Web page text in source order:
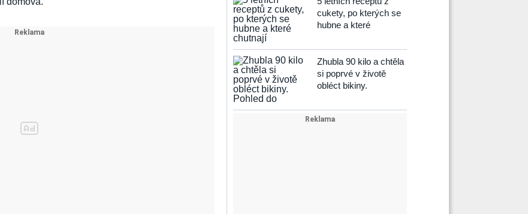
cukety, po kterých se
hubne a které
Zhubla 90 kilo a chtěla
si poprvé v životě
obléct bikiny.